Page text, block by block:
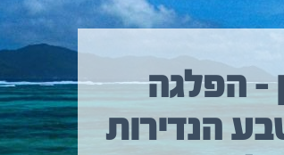
– הפלגה
הנדירות